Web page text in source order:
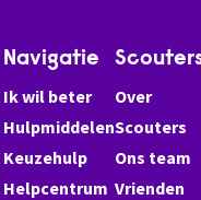
Navigatie
Ik wil beter
Hulpmiddelen
Keuzehulp
Helpcentrum
Over
Scouters
Ons team
Vrienden